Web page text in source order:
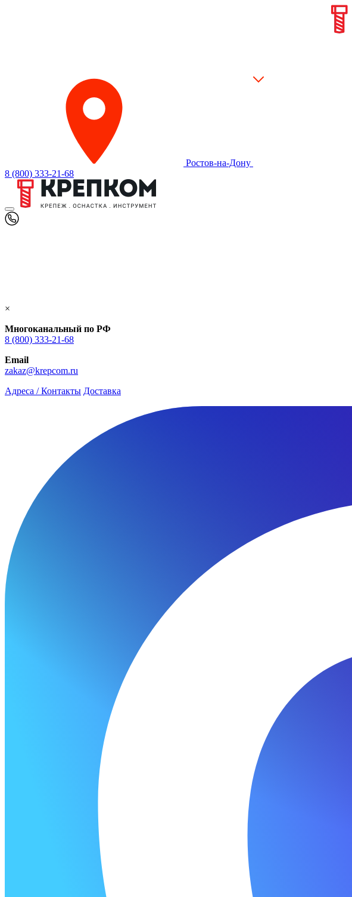
Ростов-на-Дону
8 (800) 333-21-68
×
Многоканальный по РФ
8 (800) 333‑21-68
Email
zakaz@krepcom.ru
Адреса / Контакты Доставка